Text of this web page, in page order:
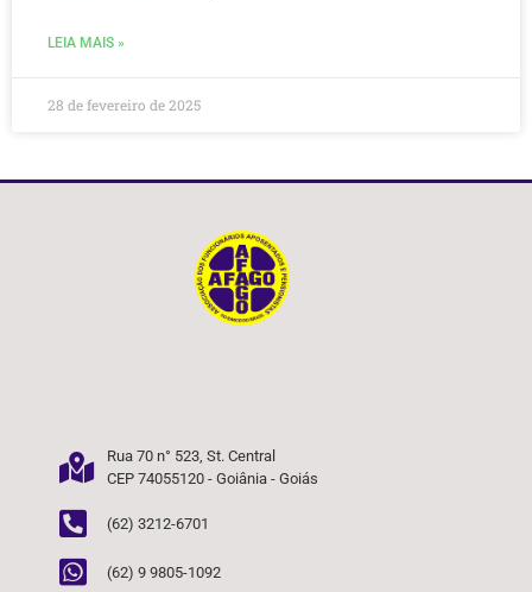
LEIA MAIS »
28 de fevereiro de 2025
Rua 70 n° 523, St. Central
CEP 74055120 - Goiânia - Goiás
(62) 3212-6701
(62) 9 9805-1092